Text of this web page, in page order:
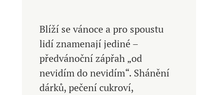
Blíží se vánoce a pro spoustu
lidí znamenají jediné –
předvánoční zápřah „od
nevidím do nevidím“. Shánění
dárků, pečení cukroví,